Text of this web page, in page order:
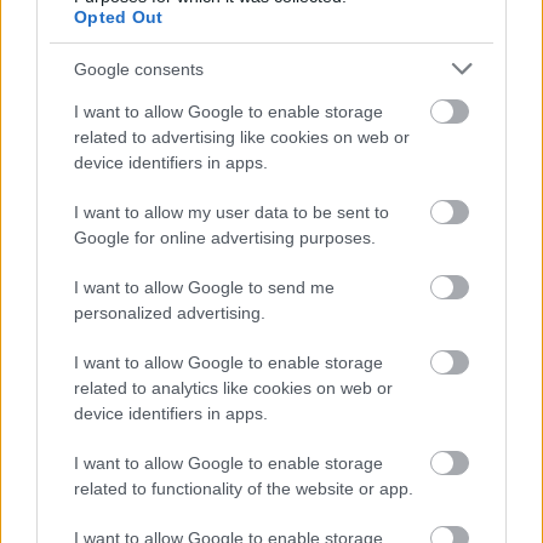
Opted Out
Google consents
I want to allow Google to enable storage
related to advertising like cookies on web or
device identifiers in apps.
I want to allow my user data to be sent to
Google for online advertising purposes.
I want to allow Google to send me
personalized advertising.
I want to allow Google to enable storage
related to analytics like cookies on web or
device identifiers in apps.
I want to allow Google to enable storage
related to functionality of the website or app.
I want to allow Google to enable storage
Multimédia:
technológiával érkezik, és így 4 megapixeles
kamerát kapunk, csak úgy, mint a nagy tesónál, ám
itt nem kapunk optikai képstabilizátort, ami meg is
látszódik a képeken néha. Ám a kamera
sajátosságaiból adódóan fényhiányos környezetben
is képesek vagyunk tökéletes képeket készíteni. A
videózási képességek tekintetében, sem mutat